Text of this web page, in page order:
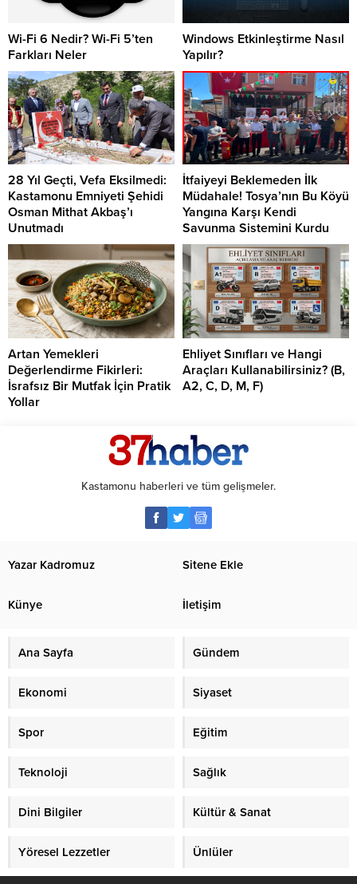
Wi-Fi 6 Nedir? Wi-Fi 5’ten
Farkları Neler
Windows Etkinleştirme Nasıl
Yapılır?
28 Yıl Geçti, Vefa Eksilmedi:
Kastamonu Emniyeti Şehidi
Osman Mithat Akbaş’ı
Unutmadı
İtfaiyeyi Beklemeden İlk
Müdahale! Tosya’nın Bu Köyü
Yangına Karşı Kendi
Savunma Sistemini Kurdu
Artan Yemekleri
Değerlendirme Fikirleri:
İsrafsız Bir Mutfak İçin Pratik
Yollar
Ehliyet Sınıfları ve Hangi
Araçları Kullanabilirsiniz? (B,
A2, C, D, M, F)
Kastamonu haberleri ve tüm gelişmeler.
Yazar Kadromuz Sitene Ekle
Künye İletişim
Ana Sayfa Gündem
Ekonomi Siyaset
Spor Eğitim
Teknoloji Sağlık
Dini Bilgiler Kültür & Sanat
Yöresel Lezzetler Ünlüler